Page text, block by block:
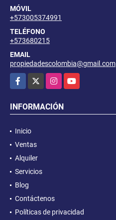
MÓVIL
+573005374991
TELÉFONO
+573680215
EMAIL
propiedadescolombia@gmail.com
Facebook
InstagramYouTube
INFORMACIÓN
Inicio
Ventas
Alquiler
Servicios
Blog
Contáctenos
Políticas de privacidad